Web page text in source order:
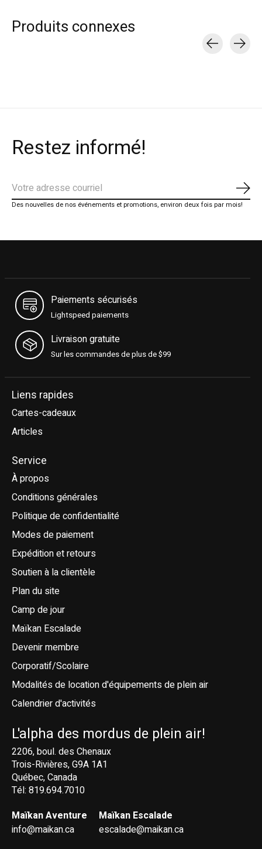
Produits connexes
Restez informé!
Des nouvelles de nos événements et promotions, environ deux fois par mois!
Paiements sécurisés
Lightspeed paiements
Livraison gratuite
Sur les commandes de plus de $99
Liens rapides
Cartes-cadeaux
Articles
Service
À propos
Conditions générales
Politique de confidentialité
Modes de paiement
Expédition et retours
Soutien à la clientèle
Plan du site
Camp de jour
Maïkan Escalade
Devenir membre
Corporatif/Scolaire
Modalités de location d'équipements de plein air
Calendrier d'activités
L'alpha des mordus de plein air!
2206, boul. des Chenaux
Trois-Rivières, G9A 1A1
Québec, Canada
Tél: 819.694.7010
Maïkan Aventure
info@maikan.ca
Maïkan Escalade
escalade@maikan.ca